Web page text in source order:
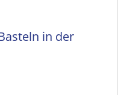
in der